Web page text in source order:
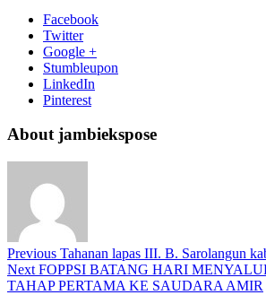
Facebook
Twitter
Google +
Stumbleupon
LinkedIn
Pinterest
About jambiekspose
Previous Tahanan lapas III. B. Sarolangun
Next FOPPSI BATANG HARI
TAHAP PERTAMA KE SAUDARA AMIR